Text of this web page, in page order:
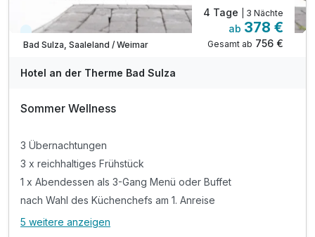
Kurzfristig verfügbar
Bad Sulza, Saaleland / Weimar
4 Tage | 3 Nächte
ab 378 €
Gesamt ab 756 €
Hotel an der Therme Bad Sulza
Sommer Wellness
3 Übernachtungen
3 x reichhaltiges Frühstück
1 x Abendessen als 3-Gang Menü oder Buffet
nach Wahl des Küchenchefs am 1. Anreise
Alle Inklusivleistungen
5 weitere anzeigen